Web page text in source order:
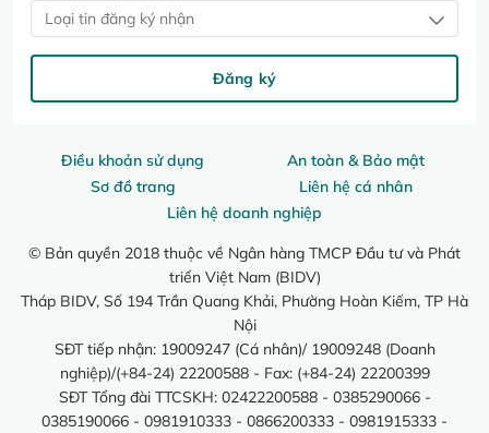
Điều khoản sử dụng
An toàn & Bảo mật
Sơ đồ trang
Liên hệ cá nhân
Liên hệ doanh nghiệp
© Bản quyền 2018 thuộc về Ngân hàng TMCP Đầu tư và Phát
triển Việt Nam (BIDV)
Tháp BIDV, Số 194 Trần Quang Khải, Phường Hoàn Kiếm, TP Hà
Nội
SĐT tiếp nhận: 19009247 (Cá nhân)/ 19009248 (Doanh
nghiệp)/(+84-24) 22200588 - Fax: (+84-24) 22200399
SĐT Tổng đài TTCSKH: 02422200588 - 0385290066 -
0385190066 - 0981910333 - 0866200333 - 0981915333 -
Loại tin đăng ký nhận
Đăng ký